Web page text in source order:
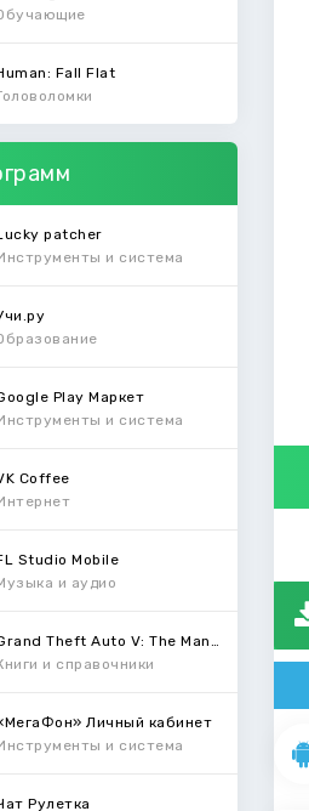
Fall Flat
patcher
и система
Play Маркет
и система
Coffee
Studio Mobile
и аудио
и справочники
Личный кабинет
и система
Рулетка